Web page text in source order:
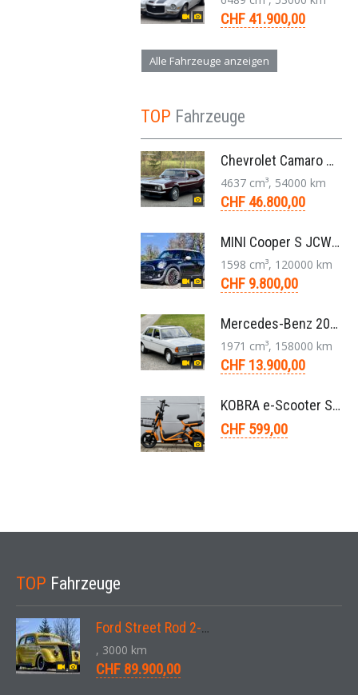
CHF 41.900,00
Alle Fahrzeuge anzeigen
TOP Fahrzeuge
Chevrolet Camaro Coupé 1. Generation V8 Aut. 1967
4637 cm³, 54000 km
CHF 46.800,00
MINI Cooper S JCW R56 N14 Kleinwagen 6-Gang 2011
1598 cm³, 120000 km
CHF 9.800,00
Mercedes-Benz 200 W123 1979 Veteranenfahrzeug Handschaltung Schiebedach
1971 cm³, 158000 km
CHF 13.900,00
KOBRA e-Scooter SG G60 240 Watt
CHF 599,00
TOP Fahrzeuge
Ford Street Rod 2-Door V8 Aut. 1937
, 3000 km
CHF 89.900,00